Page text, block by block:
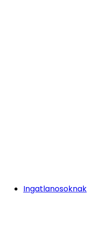
Ingatlanosoknak